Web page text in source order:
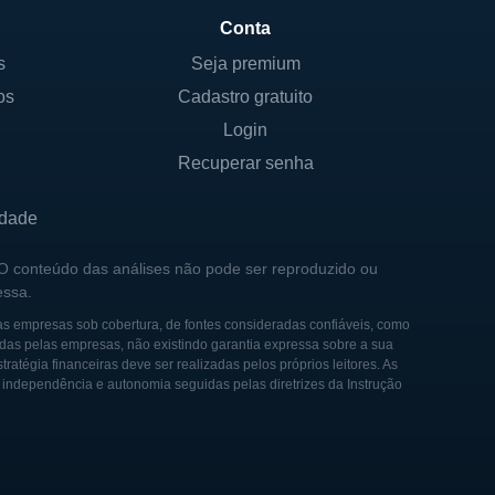
que incluem tanto
presença de investidores
para doenças
de saúde
Unidos. Isso
comercialização e
biotecnologia e
Conta
Seja premium
Cadastro gratuito
Login
Recuperar senha
conteúdo das análises não pode ser reproduzido ou
sob cobertura, de fontes consideradas confiáveis, como
pelas empresas, não existindo garantia expressa sobre a sua
financeiras deve ser realizadas pelos próprios leitores. As
e autonomia seguidas pelas diretrizes da Instrução